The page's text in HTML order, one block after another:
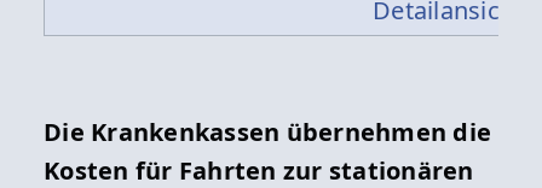
Detailansicht »
Die Krankenkassen übernehmen die
Kosten für Fahrten zur stationären